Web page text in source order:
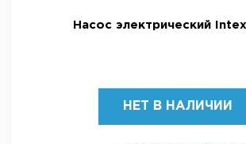
Насос электрический
НЕТ В НАЛИЧИИ